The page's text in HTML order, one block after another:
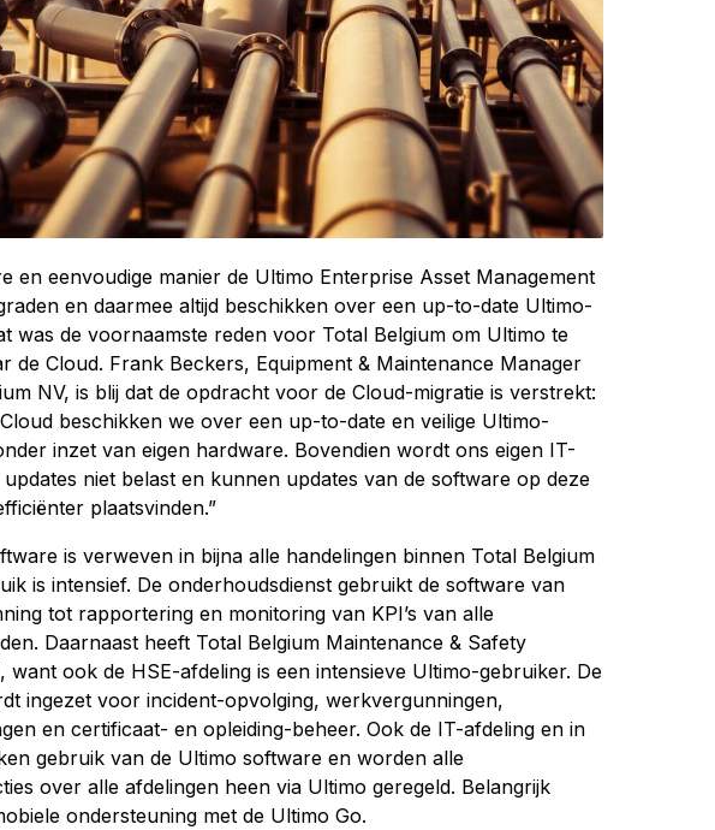
en eenvoudige manier de Ultimo Enterprise Asset Management
en daarmee altijd beschikken over een up-to-date Ultimo-
was de voornaamste reden voor Total Belgium om Ultimo te
de Cloud. Frank Beckers, Equipment & Maintenance Manager
NV, is blij dat de opdracht voor de Cloud-migratie is verstrekt:
beschikken we over een up-to-date en veilige Ultimo-
inzet van eigen hardware. Bovendien wordt ons eigen IT-
niet belast en kunnen updates van de software op deze
plaatsvinden.”
is verweven in bijna alle handelingen binnen Total Belgium
is intensief. De onderhoudsdienst gebruikt de software van
tot rapportering en monitoring van KPI’s van alle
Daarnaast heeft Total Belgium Maintenance & Safety
want ook de HSE-afdeling is een intensieve Ultimo-gebruiker. De
ingezet voor incident-opvolging, werkvergunningen,
en certificaat- en opleiding-beheer. Ook de IT-afdeling en in
gebruik van de Ultimo software en worden alle
over alle afdelingen heen via Ultimo geregeld. Belangrijk
ondersteuning met de Ultimo Go.